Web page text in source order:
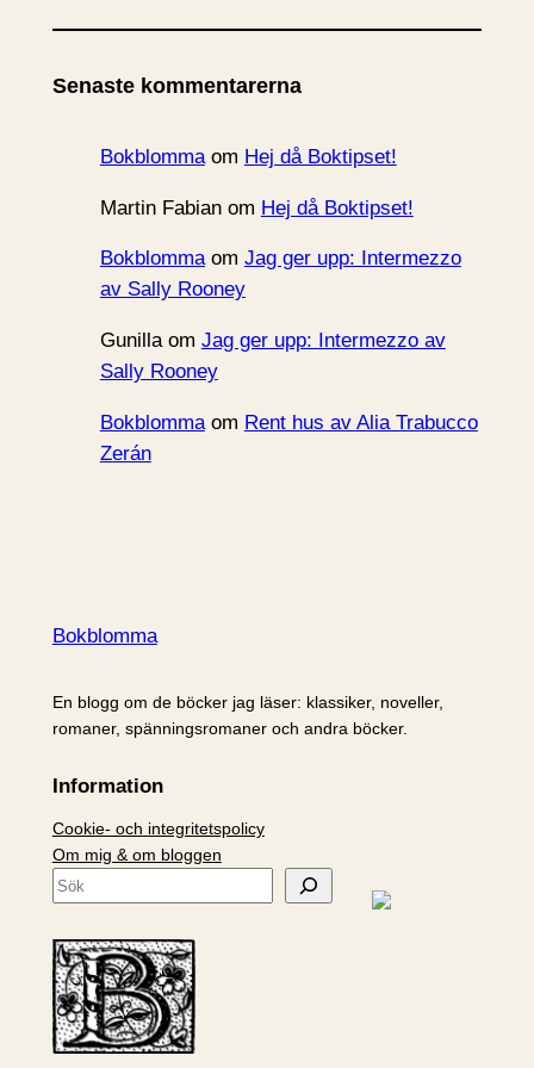
k
v
Senaste kommentarerna
Bokblommaom Hej då Boktipset!
Martin Fabianom Hej då Boktipset!
Bokblommaom Jag ger upp: Intermezzo
av Sally Rooney
Gunillaom Jag ger upp: Intermezzo av
Sally Rooney
Bokblommaom Rent hus av Alia Trabucco
Zerán
Bokblomma
En blogg om de böcker jag läser: klassiker, noveller,
romaner, spänningsromaner och andra böcker.
Information
Cookie- och integritetspolicy
Om mig & om bloggen
S
k